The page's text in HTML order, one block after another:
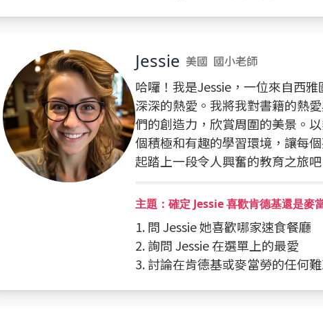
Jessie 美國 國小老師
哈囉！我是Jessie，一位來自西
深深的熱愛。我將我對書籍的熱
們的創造力，欣賞周圍的美景。
個積極和有趣的學習環境，讓每
起踏上一段令人興奮的教育之旅吧
主題：確定 Jessie 喜歡肯德基還是麥
1. 問 Jessie 她喜歡哪家速食餐廳
2. 詢問 Jessie 在選單上的最愛
3. 討論在肯德基或麥當勞的任何